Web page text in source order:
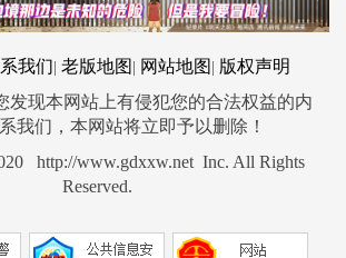
我们 老版地图 网站地图
版权声明
发现本网站上有侵犯您的合法权益的内
我们，本网站将立即予以删除！
http://www.gdxxw.net Inc. All Rights
Reserved.